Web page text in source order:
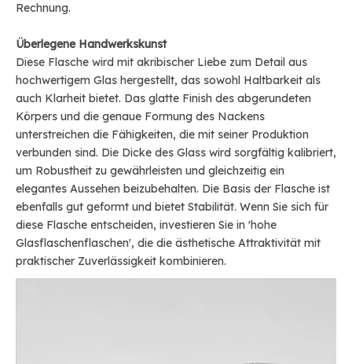
Rechnung.
Überlegene Handwerkskunst
Diese Flasche wird mit akribischer Liebe zum Detail aus
hochwertigem Glas hergestellt, das sowohl Haltbarkeit als
auch Klarheit bietet. Das glatte Finish des abgerundeten
Körpers und die genaue Formung des Nackens
unterstreichen die Fähigkeiten, die mit seiner Produktion
verbunden sind. Die Dicke des Glass wird sorgfältig kalibriert,
um Robustheit zu gewährleisten und gleichzeitig ein
elegantes Aussehen beizubehalten. Die Basis der Flasche ist
ebenfalls gut geformt und bietet Stabilität. Wenn Sie sich für
diese Flasche entscheiden, investieren Sie in 'hohe
Glasflaschenflaschen', die die ästhetische Attraktivität mit
praktischer Zuverlässigkeit kombinieren.